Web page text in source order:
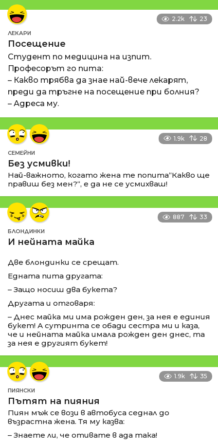
2.2k 23
ЛЕКАРИ
Посещение
Студент по медицина на изпит.
Професорът го пита:
– Какво трябва да знае най-вече лекарят,
преди да тръгне на посещение при болния?
– Адреса му.
1.9k 28
СЕМЕЙНИ
Без усмивки!
Най-важното, когато жена те попита“Какво ще
правиш без мен?“, е да не се усмихваш!
887 33
БЛОНДИНКИ
И нейната майка
Две блондинки се срещат.
Едната пита другата:
– Защо носиш два букета?
Другата и отговаря:
– Днес майка ми има рожден ден, за нея е единия
букет! А сутринта се обади сестра ми и каза,
че и нейната майка имала рожден ден днес, та
за нея е другият букет!
1.9k 35
ПИЯНСКИ
Пътят на пияния
Пиян мъж се вози в автобуса седнал до
възрастна жена. Тя му казва:
– Знаете ли, че отивате в ада така!